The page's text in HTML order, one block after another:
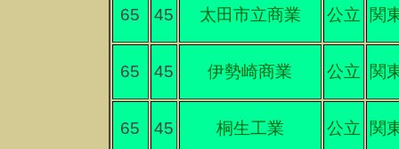
65 45 太田市立商業 公立 関
65 45 伊勢崎商業 公立 関
65 45 桐生工業 公立 関